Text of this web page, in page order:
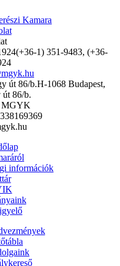
(+36-1) 351-9483, (+36-
H-1068 Budapest,
út 86/b.
MGYK
információk